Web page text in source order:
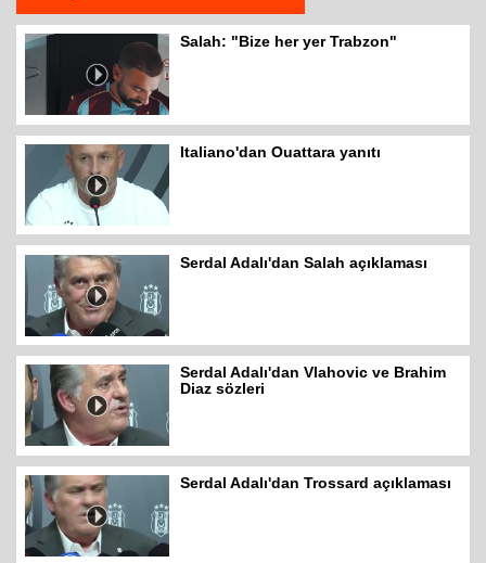
Salah: "Bize her yer Trabzon"
Italiano'dan Ouattara yanıtı
Serdal Adalı'dan Salah açıklaması
Serdal Adalı'dan Vlahovic ve Brahim
Diaz sözleri
Serdal Adalı'dan Trossard açıklaması